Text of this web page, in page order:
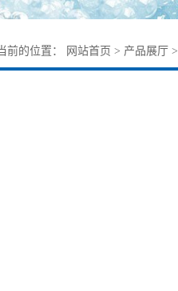
前的位置： 网站首页 > 产品展厅 >